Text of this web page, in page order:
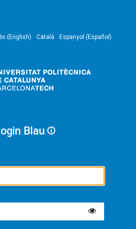
(English) Català Espanyol (Español)
Blau